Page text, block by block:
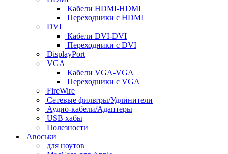
Кабели HDMI-HDMI
Переходники с HDMI
DVI
Кабели DVI-DVI
Переходники с DVI
DisplayPort
VGA
Кабели VGA-VGA
Переходники с VGA
FireWire
Сетевые фильтры/Удлинители
Аудио-кабели/Адаптеры
USB хабы
Полезности
Авоськи
для ноутов